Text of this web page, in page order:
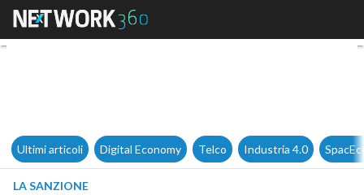
Privacy, la Francia multa
Ultimi articoli Digital Economy Telco Industria 4.0
LA SANZIONE